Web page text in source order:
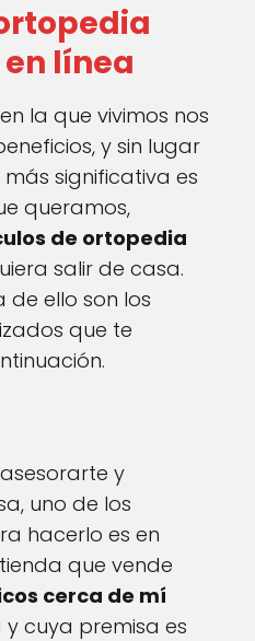
línea
la que vivimos nos
y sin lugar
significativa es
queramos,
de ortopedia
salir de casa.
de ello son los
que te
y
uno de los
hacerlo es en
que vende
cerca de mí
cuya premisa es